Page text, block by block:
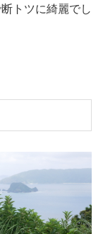
トツに綺麗でし